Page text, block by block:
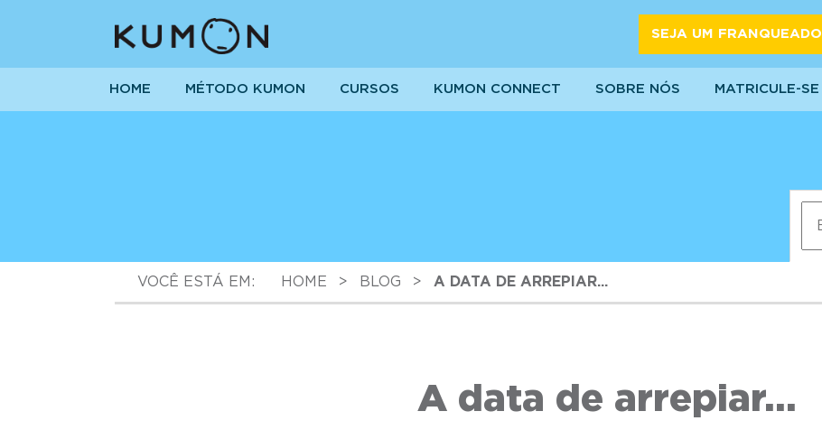
SEJA UM FRANQUEADO
HOME MÉTODO KUMON CURSOS KUMON CONNECT SOBRE NÓS MATRICULE-SE
VOCÊ ESTÁ EM: HOME > BLOG > A DATA DE ARREPIAR...
A data de arrepiar...